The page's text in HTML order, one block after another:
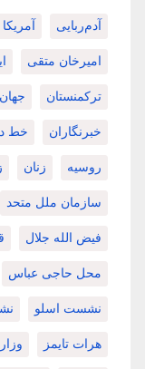
آدم‌ربایی آمریکا
امیرخان متقی
ترکمنستان جهان
خبرنگاران خط
روسیه زنان
سازمان ملل متحد
فیض الله جلال
محل حاجی عباس
نشست اسلو
هرات تایمز